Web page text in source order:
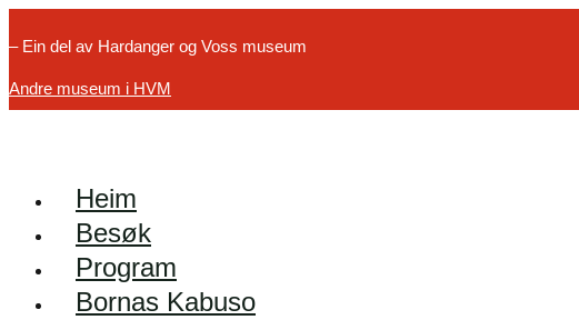
– Ein del av Hardanger og Voss museum
Andre museum i HVM
Heim
Besøk
Program
Bornas Kabuso